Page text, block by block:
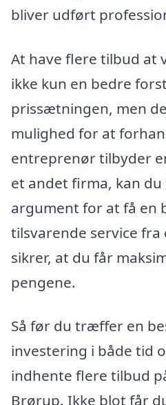
bliver udført
At have flere tilbud at
ikke kun en bedre
prissætningen, men
mulighed for at
entreprenør tilbyder
et andet firma, kan
argument for at få en
tilsvarende service
sikrer, at du får
pengene.
Så før du træffer en
investering i både tid
indhente flere tilbud
Brørup. Ikke blot får